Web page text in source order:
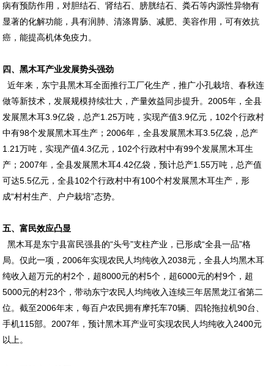
病有预防作用，对胆结石、肾结石、膀胱结石、粪石等内源性异物有
显著的化解功能，具有润肺、清涤胃肠、减肥、美容作用，可有效抗
癌，能提高机体免疫力。
四、黑木耳产业发展势头强劲
近年来，东宁县黑木耳全面推行工厂化生产，推广小孔栽培、春秋连
做等新技术，发展规模持续壮大，产量效益同步提升。2005年，全县
发展黑木耳3.9亿袋，总产1.25万吨，实现产值3.9亿元，102个行政村
中有98个发展黑木耳生产；2006年，全县发展黑木耳3.5亿袋，总产
1.21万吨，实现产值4.3亿元，102个行政村中有99个发展黑木耳生
产；2007年，全县发展黑木耳4.42亿袋，预计总产1.55万吨，总产值
可达5.5亿元，全县102个行政村中有100个村发展黑木耳生产，形
成“村村生产、户户栽培”态势。
五、富民效应凸显
黑木耳是东宁县富民强县的“头号”支柱产业，已形成“全县一品”格
局。仅此一项，2006年实现农民人均纯收入2038元，全县人均黑木耳
纯收入超万元的村2个，超8000元的村5个，超6000元的村9个，超
5000元的村23个，带动东宁农民人均纯收入连续三年居黑龙江省第二
位。截至2006年末，每百户农民拥有摩托车70辆、四轮拖拉机90台、
手机115部。2007年，预计黑木耳产业可实现农民人均纯收入2400元
以上。